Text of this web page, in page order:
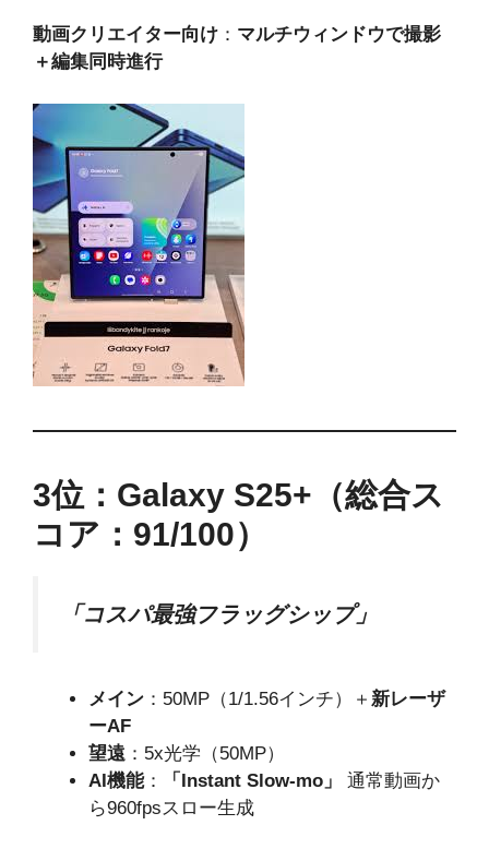
動画クリエイター向け ： マルチウィンドウで撮影
＋編集同時進行
3位：Galaxy S25+（総合ス
コア：91/100）
「コスパ最強フラッグシップ」
メイン ：50MP（1/1.56インチ）＋ 新レーザ
ーAF
望遠 ：5x光学（50MP）
AI機能： 「Instant Slow-mo」
通常動画か
ら960fpsスロー生成